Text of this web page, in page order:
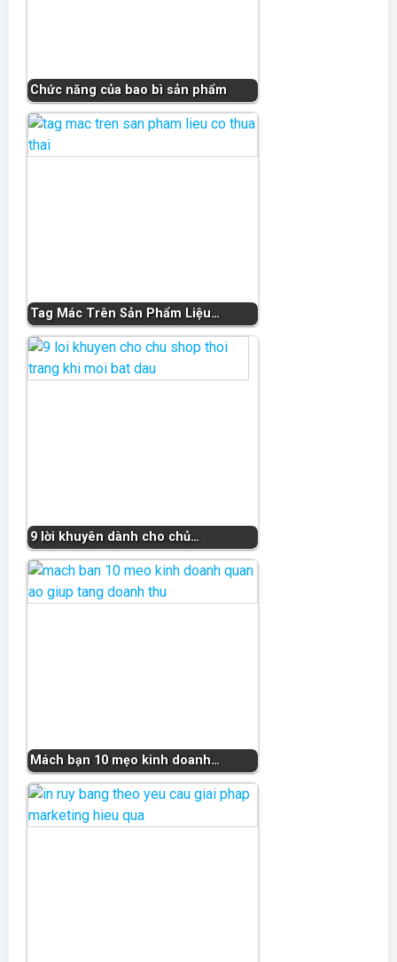
Chức năng của bao bì sản phẩm
Tag Mác Trên Sản Phẩm Liệu…
9 lời khuyên dành cho chủ…
Mách bạn 10 mẹo kinh doanh…